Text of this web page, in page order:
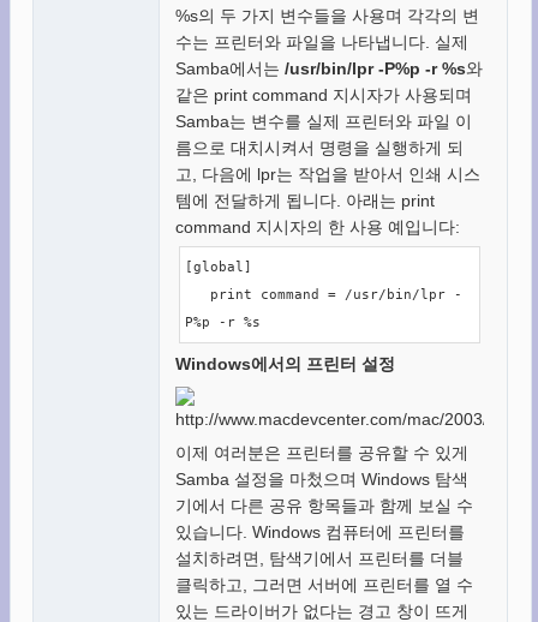
%s의 두 가지 변수들을 사용며 각각의 변
수는 프린터와 파일을 나타냅니다. 실제
Samba에서는 /usr/bin/lpr -P%p -r %s와
같은 print command 지시자가 사용되며
Samba는 변수를 실제 프린터와 파일 이
름으로 대치시켜서 명령을 실행하게 되
고, 다음에 lpr는 작업을 받아서 인쇄 시스
템에 전달하게 됩니다. 아래는 print
command 지시자의 한 사용 예입니다:
[global]
P%p -r %s
Windows에서의 프린터 설정
이제 여러분은 프린터를 공유할 수 있게
Samba 설정을 마첬으며 Windows 탐색
기에서 다른 공유 항목들과 함께 보실 수
있습니다. Windows 컴퓨터에 프린터를
설치하려면, 탐색기에서 프린터를 더블
클릭하고, 그러면 서버에 프린터를 열 수
있는 드라이버가 없다는 경고 창이 뜨게